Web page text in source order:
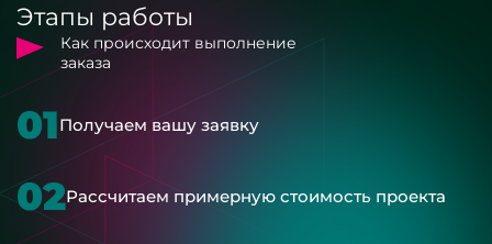
Этапы работы
Как происходит выполнение
заказа
01Получаем вашу заявку
02Рассчитаем примерную стоимость проекта